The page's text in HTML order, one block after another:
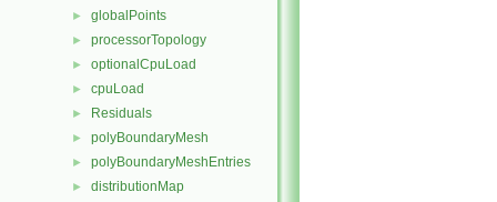
► globalPoints
► processorTopology
► optionalCpuLoad
► cpuLoad
► Residuals
► polyBoundaryMesh
► polyBoundaryMeshEntries
► distributionMap